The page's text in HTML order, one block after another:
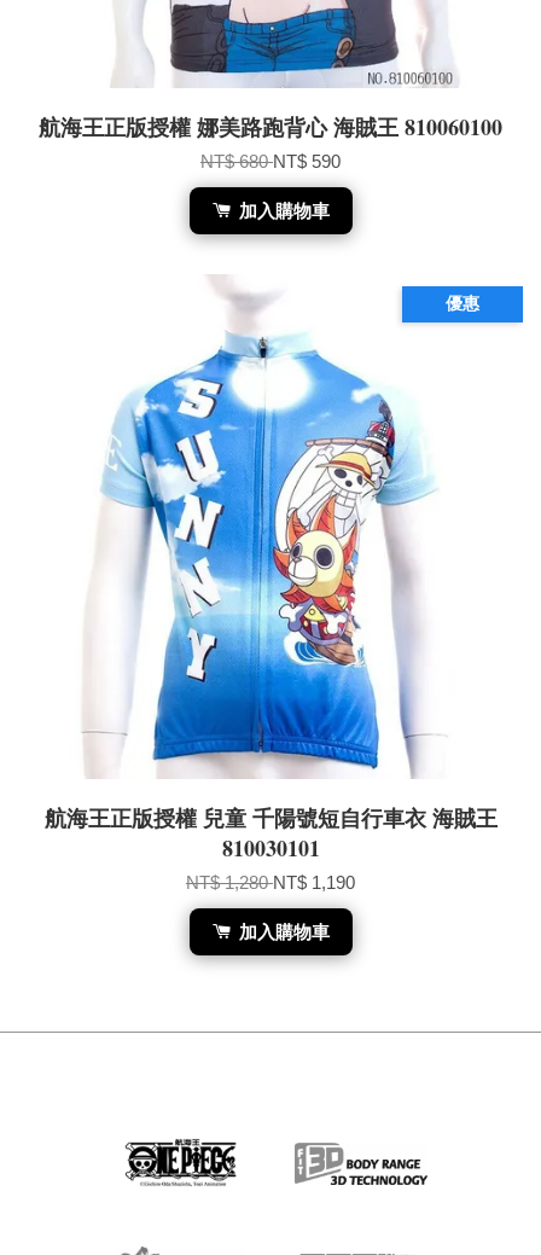
航海王正版授權 娜美路跑背心 海賊王 810060100
NT$ 680NT$ 590
加入購物車
優惠
航海王正版授權 兒童 千陽號短自行車衣 海賊王
810030101
NT$ 1,280NT$ 1,190
加入購物車